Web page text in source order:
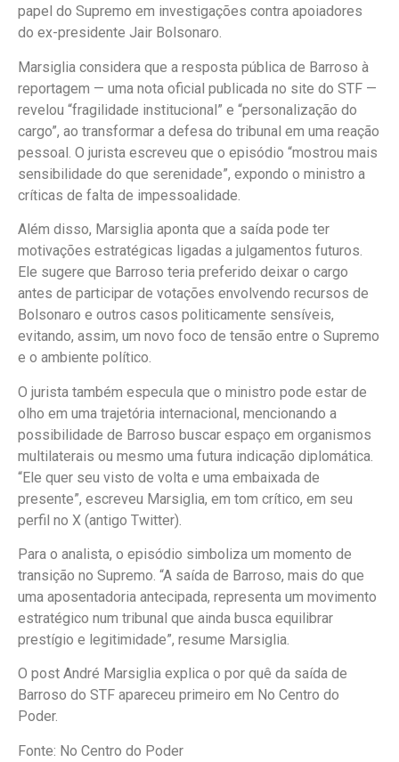
papel do Supremo em investigações contra apoiadores
do ex-presidente Jair Bolsonaro.
Marsiglia considera que a resposta pública de Barroso à
reportagem — uma nota oficial publicada no site do STF —
revelou “fragilidade institucional” e “personalização do
cargo”, ao transformar a defesa do tribunal em uma reação
pessoal. O jurista escreveu que o episódio “mostrou mais
sensibilidade do que serenidade”, expondo o ministro a
críticas de falta de impessoalidade.
Além disso, Marsiglia aponta que a saída pode ter
motivações estratégicas ligadas a julgamentos futuros.
Ele sugere que Barroso teria preferido deixar o cargo
antes de participar de votações envolvendo recursos de
Bolsonaro e outros casos politicamente sensíveis,
evitando, assim, um novo foco de tensão entre o Supremo
e o ambiente político.
O jurista também especula que o ministro pode estar de
olho em uma trajetória internacional, mencionando a
possibilidade de Barroso buscar espaço em organismos
multilaterais ou mesmo uma futura indicação diplomática.
“Ele quer seu visto de volta e uma embaixada de
presente”, escreveu Marsiglia, em tom crítico, em seu
perfil no X (antigo Twitter).
Para o analista, o episódio simboliza um momento de
transição no Supremo. “A saída de Barroso, mais do que
uma aposentadoria antecipada, representa um movimento
estratégico num tribunal que ainda busca equilibrar
prestígio e legitimidade”, resume Marsiglia.
O post André Marsiglia explica o por quê da saída de
Barroso do STF apareceu primeiro em No Centro do
Poder.
Fonte: No Centro do Poder